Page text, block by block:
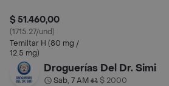
$ 51.460,00
(1715.27/und)
Temiltar H (80 mg /
12.5 mg)
Droguerías Del Dr. Simi
Sab, 7 AM• $ 2000